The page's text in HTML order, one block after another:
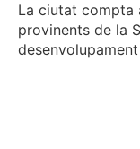
La ciutat compta
provinents de la